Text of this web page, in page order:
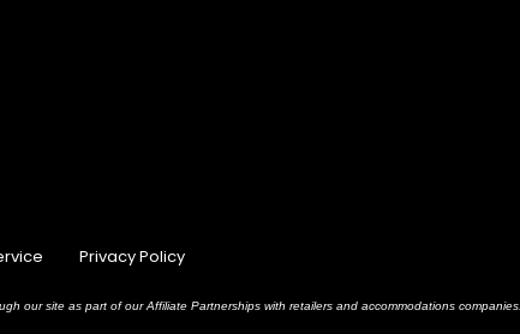
Privacy Policy
our site as part of our Affiliate Partnerships with retailers and accommodations companies.